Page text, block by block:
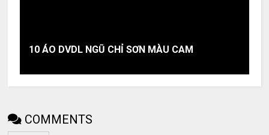
10 ÁO DVDL NGŨ CHỈ SƠN MÀU CAM
COMMENTS